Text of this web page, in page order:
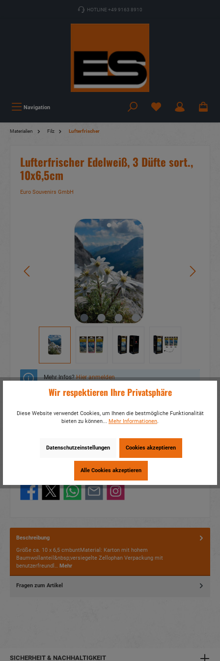
HOTLINE +49 9163 8910
Navigation
Materialien Filz Lufterfrischer
Lufterfrischer Edelweiß, 3 Düfte sort.,
10x6,5cm
Euro Souvenirs GmbH
Mehr Infos?Hier anmelden
Fragen zum Produkt
4014466700417
Beschreibung
Größe ca. 10 x 6,5 cmbuntMaterial: Karton mit hohem
Baumwollanteil&nbsp;versiegelte Zellophan Verpackung mit
benutzerfreundl… Mehr
Fragen zum Artikel
SICHERHEIT & NACHHALTIGKEIT
Wir respektieren Ihre Privatsphäre
Diese Website verwendet Cookies, um Ihnen die bestmögliche Funktionalität
bieten zu können... Mehr Informationen.
Datenschutzeinstellungen Cookies akzeptieren
Alle Cookies akzeptieren